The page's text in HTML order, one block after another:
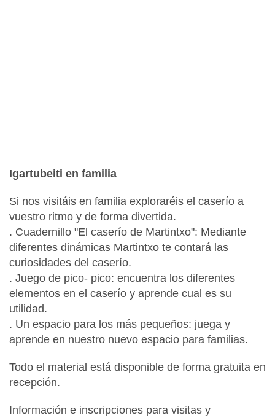
Igartubeiti en familia
Si nos visitáis en familia exploraréis el caserío a
vuestro ritmo y de forma divertida.
. Cuadernillo "El caserío de Martintxo": Mediante
diferentes dinámicas Martintxo te contará las
curiosidades del caserío.
. Juego de pico- pico: encuentra los diferentes
elementos en el caserío y aprende cual es su
utilidad.
. Un espacio para los más pequeños: juega y
aprende en nuestro nuevo espacio para familias.
Todo el material está disponible de forma gratuita en
recepción.
Información e inscripciones para visitas y